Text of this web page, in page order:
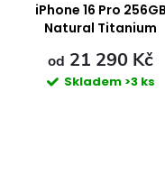
iPhone 16 Pro 256GB
Natural Titanium
od 21 290 Kč
Skladem >3 ks